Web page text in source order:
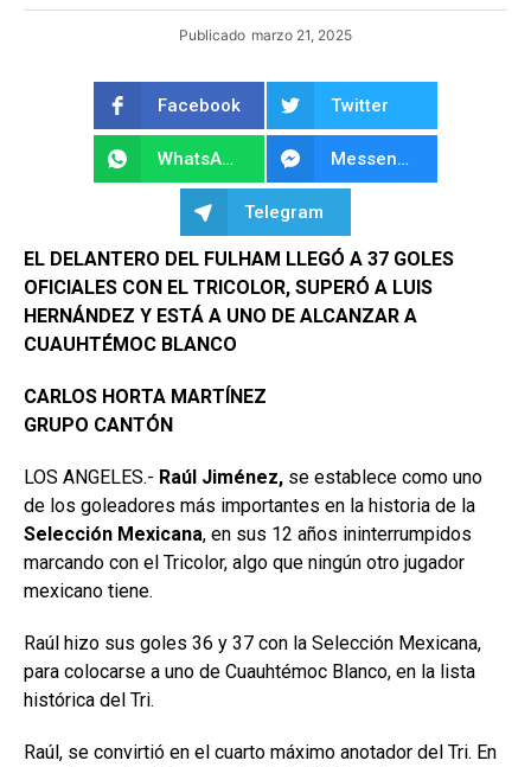
Publicado marzo 21, 2025
Facebook Twitter
WhatsApp Messenger
Telegram
EL DELANTERO DEL FULHAM LLEGÓ A 37 GOLES
OFICIALES CON EL TRICOLOR, SUPERÓ A LUIS
HERNÁNDEZ Y ESTÁ A UNO DE ALCANZAR A
CUAUHTÉMOC BLANCO
CARLOS HORTA MARTÍNEZ
GRUPO CANTÓN
LOS ANGELES.- Raúl Jiménez, se establece como uno
de los goleadores más importantes en la historia de la
Selección Mexicana, en sus 12 años ininterrumpidos
marcando con el Tricolor, algo que ningún otro jugador
mexicano tiene.
Raúl hizo sus goles 36 y 37 con la Selección Mexicana,
para colocarse a uno de Cuauhtémoc Blanco, en la lista
histórica del Tri.
Raúl, se convirtió en el cuarto máximo anotador del Tri. En